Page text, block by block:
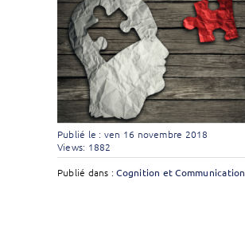
Publié le : ven 16 novembre 2018
Views: 1882
Publié dans :Cognition et Communication